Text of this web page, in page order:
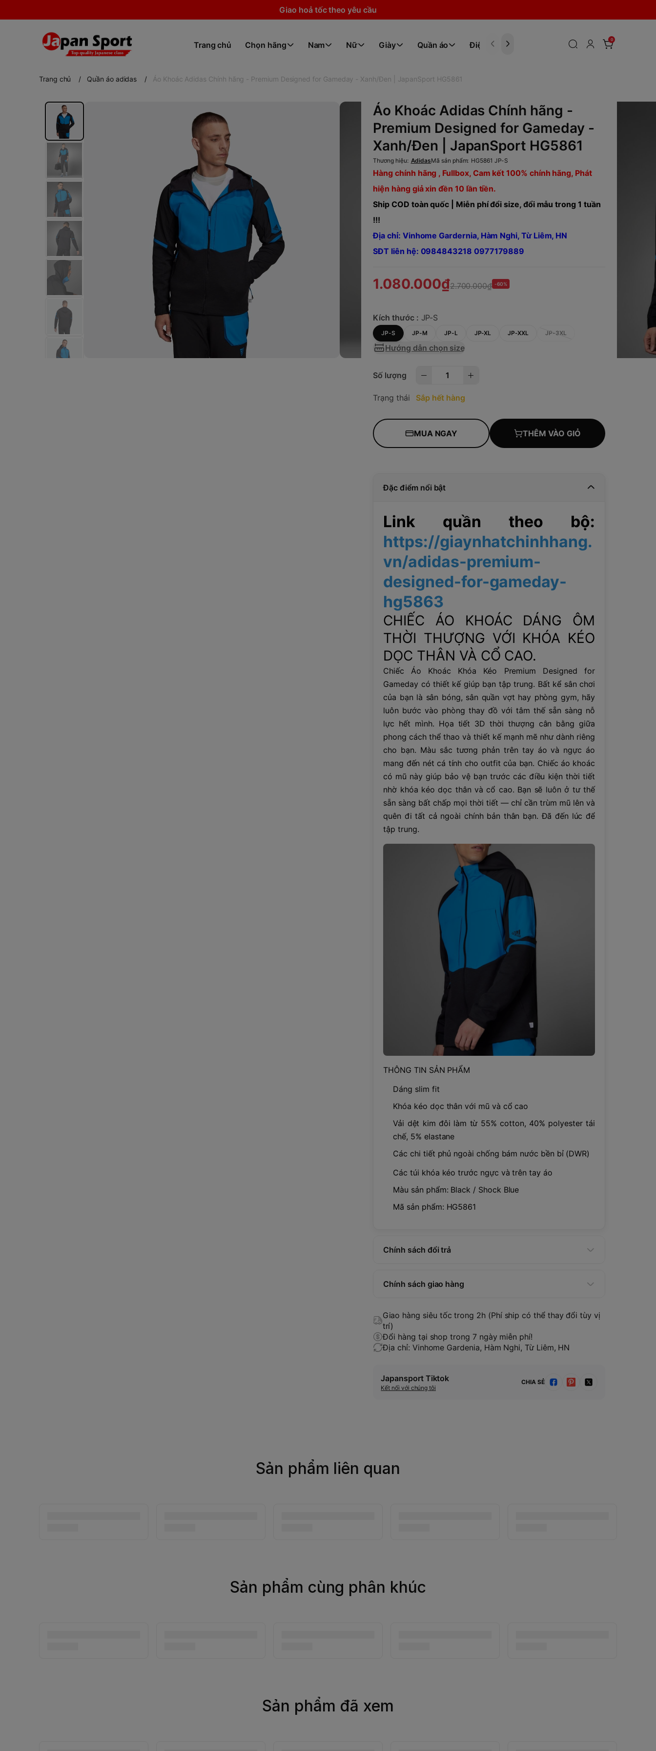
Giao hoả tốc theo yêu cầu
Trang chủ Chọn hãng Nam Nữ Giày Quần áo Điện tử
0
Trang chủ / Quần áo adidas / Áo Khoác Adidas Chính hãng - Premium Designed for Gameday - Xanh/Đen | JapanSport HG5861
Áo Khoác Adidas Chính hãng -
Premium Designed for Gameday -
Xanh/Đen | JapanSport HG5861
Thương hiệu: AdidasMã sản phẩm: HG5861 JP-S
Hàng chính hãng , Fullbox, Cam kết 100% chính hãng, Phát
hiện hàng giả xin đền 10 lần tiền.
Ship COD toàn quốc | Miễn phí đổi size, đổi mẫu trong 1 tuần
!!!
Địa chỉ: Vinhome Gardernia, Hàm Nghi, Từ Liêm, HN
SĐT liên hệ: 0984843218 0977179889
1.080.000₫2.700.000₫ -60%
Kích thước : JP-S
JP-S JP-M JP-L JP-XL JP-XXL JP-3XL
Hướng dẫn chọn size
Số lượng
Trạng thái Sắp hết hàng
MUA NGAY THÊM VÀO GIỎ
Đặc điểm nổi bật
Link quần theo bộ:
https://giaynhatchinhhang.
vn/adidas-premium-
designed-for-gameday-
hg5863
CHIẾC ÁO KHOÁC DÁNG ÔM
THỜI THƯỢNG VỚI KHÓA KÉO
DỌC THÂN VÀ CỔ CAO.
Chiếc Áo Khoác Khóa Kéo Premium Designed for
Gameday có thiết kế giúp bạn tập trung. Bất kể sân chơi
của bạn là sân bóng, sân quần vợt hay phòng gym, hãy
luôn bước vào phòng thay đồ với tâm thế sẵn sàng nỗ
lực hết mình. Họa tiết 3D thời thượng cân bằng giữa
phong cách thể thao và thiết kế mạnh mẽ như dành riêng
cho bạn. Màu sắc tương phản trên tay áo và ngực áo
mang đến nét cá tính cho outfit của bạn. Chiếc áo khoác
có mũ này giúp bảo vệ bạn trước các điều kiện thời tiết
nhờ khóa kéo dọc thân và cổ cao. Bạn sẽ luôn ở tư thế
sẵn sàng bất chấp mọi thời tiết — chỉ cần trùm mũ lên và
quên đi tất cả ngoài chính bản thân bạn. Đã đến lúc để
tập trung.
THÔNG TIN SẢN PHẨM
Dáng slim fit
Khóa kéo dọc thân với mũ và cổ cao
Vải dệt kim đôi làm từ 55% cotton, 40% polyester tái
chế, 5% elastane
Các chi tiết phủ ngoài chống bám nước bền bỉ (DWR)
Các túi khóa kéo trước ngực và trên tay áo
Màu sản phẩm: Black / Shock Blue
Mã sản phẩm: HG5861
Chính sách đổi trả
Chính sách giao hàng
Giao hàng siêu tốc trong 2h (Phí ship có thể thay đổi tùy vị
trí)
Đổi hàng tại shop trong 7 ngày miễn phí!
Địa chỉ: Vinhome Gardenia, Hàm Nghi, Từ Liêm, HN
Japansport Tiktok
Kết nối với chúng tôi
CHIA SẺ
Sản phẩm liên quan
Sản phẩm cùng phân khúc
Sản phẩm đã xem